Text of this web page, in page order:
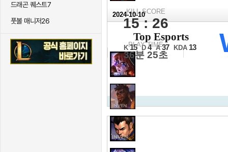
드래곤 퀘스트7
풋볼 매니저26
KILL SCORE
15 : 26
PLAY TIME
36분 25초
2024-10-10
2승1패조 1경기 1세트
Top Esports
K 15 D 4 A 37 KDA 13